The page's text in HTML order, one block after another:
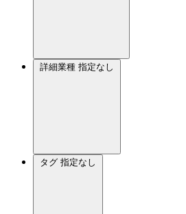
詳細業種 指定なし
タグ 指定なし